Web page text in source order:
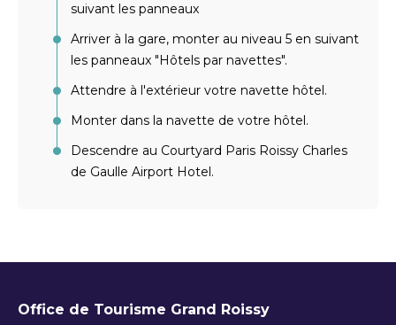
suivant les panneaux
Arriver à la gare, monter au niveau 5 en suivant
les panneaux "Hôtels par navettes".
Attendre à l'extérieur votre navette hôtel.
Monter dans la navette de votre hôtel.
Descendre au Courtyard Paris Roissy Charles
de Gaulle Airport Hotel.
Office de Tourisme Grand Roissy